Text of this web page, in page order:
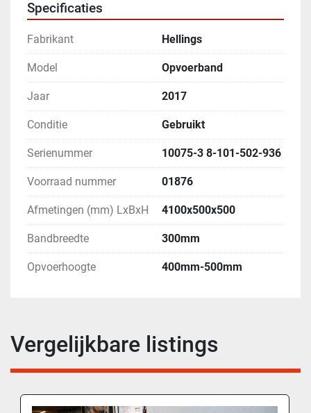
Specificaties
Fabrikant Hellings
Model Opvoerband
Jaar 2017
Conditie Gebruikt
Serienummer 10075-3 8-101-502-936
Voorraad nummer 01876
Afmetingen (mm) LxBxH 4100x500x500
Bandbreedte 300mm
Opvoerhoogte 400mm-500mm
Vergelijkbare listings